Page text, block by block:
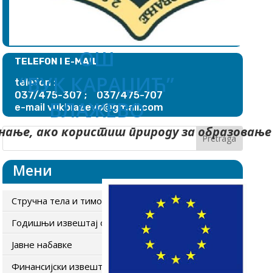
ОШ
“ВУК КАРАЏИЋ”
БЛАЖЕВО
ако користиш природу за образовање
ОШ “Вук Караџић”
TELEFON I E-MAIL
telefon :
037/475-307 ; 037/475-707
e-mail vukblazevo@gmail.com
Мени
Стручна тела и тимови
Годишњи извештај о раду школе
Јавне набавке
Финансијски извештаји